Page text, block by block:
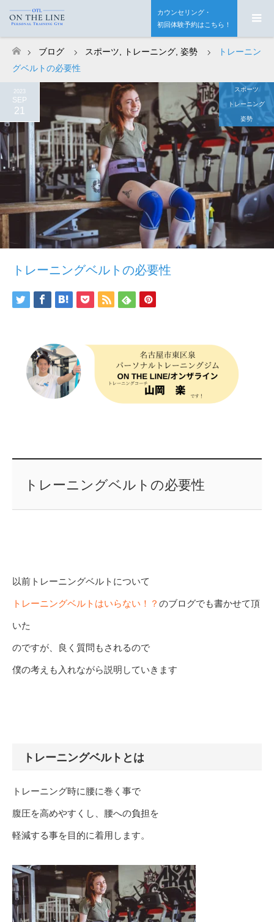
カウンセリング・
初回体験予約はこちら！
ホーム
ブログ スポーツ トレーニング 姿勢
トレーニン
グベルトの必要性
2023
SEP
21
スポーツ
トレーニング
姿勢
トレーニングベルトの必要性
トレーニングベルトの必要性
以前トレーニングベルトについて
トレーニングベルトはいらない！？ のブログでも書かせて頂
いた
のですが、良く質問もされるので
僕の考えも入れながら説明していきます
トレーニングベルトとは
トレーニング時に腰に巻く事で
腹圧を高めやすくし、腰への負担を
軽減する事を目的に着用します。